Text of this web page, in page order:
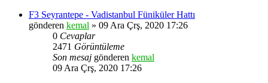
F3 Seyrantepe - Vadistanbul Füniküler Hattı
gönderen kemal » 09 Ara Çrş, 2020 17:26
0 Cevaplar
2471 Görüntüleme
Son mesaj gönderen kemal
09 Ara Çrş, 2020 17:26